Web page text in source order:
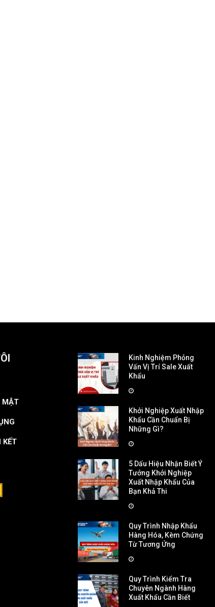
MẬT
KẾT
Kinh Nghiệm Phỏng
Vấn Vị Trí Sale Xuất
Khẩu
Khởi Nghiệp Xuất Nhập
Khẩu Cần Chuẩn Bị
Những Gì?
5 Dấu Hiệu Nhận Biết Ý
Tưởng Khởi Nghiệp
Xuất Nhập Khẩu Của
Bạn Khả Thi
Quy Trình Nhập Khẩu
Hàng Hóa, Kèm Chứng
Từ Tương Ứng
Quy Trình Kiểm Tra
Chuyên Ngành Hàng
Xuất Khẩu Cần Biết